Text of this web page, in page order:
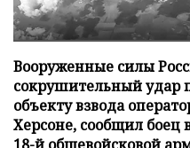
Вооруженные силы
сокрушительный удар
объекту взвода
Херсоне, сообщил боец